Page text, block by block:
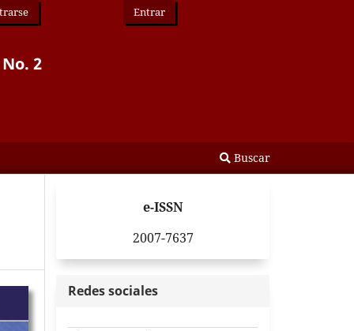
2
Buscar
Entrar
e-ISSN
2007-7637
Redes sociales